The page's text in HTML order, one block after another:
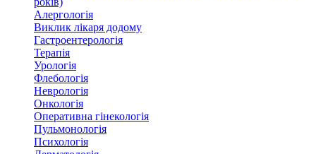
Алергологія
Виклик лікаря додому
Гастроентерологія
Терапія
Урологія
Флебологія
Неврологія
Онкологія
Оперативна гінекологія
Пульмонологія
Психологія